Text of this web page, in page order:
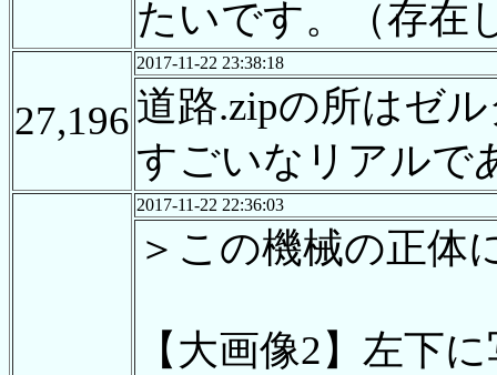
たいです。（存在
27,196
2017-11-22 23:38:18
道路.zipの所はゼ
すごいなリアルで
2017-11-22 22:36:03
＞この機械の正体
【大画像2】左下